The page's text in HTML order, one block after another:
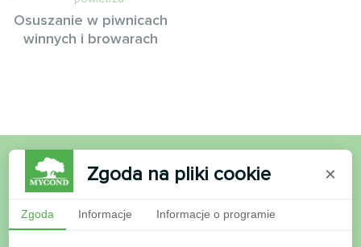
Osuszanie w piwnicach
winnych i browarach
Chcesz kupić lub masz
pytania?
Zgoda na pliki cookie ×
Zgoda Informacje Informacje o programie